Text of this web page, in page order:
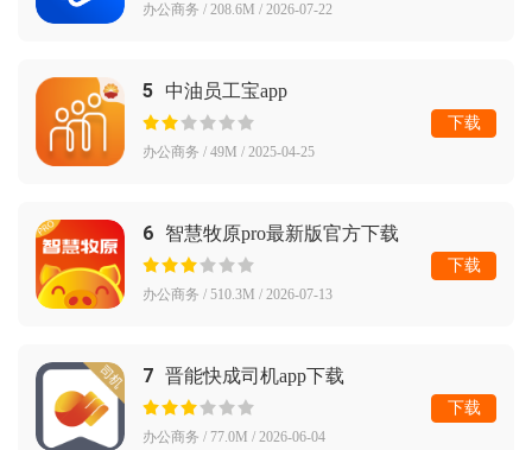
办公商务 / 208.6M / 2026-07-22
5 中油员工宝app
办公商务 / 49M / 2025-04-25
下载
6 智慧牧原pro最新版官方下载
办公商务 / 510.3M / 2026-07-13
下载
7 晋能快成司机app下载
办公商务 / 77.0M / 2026-06-04
下载